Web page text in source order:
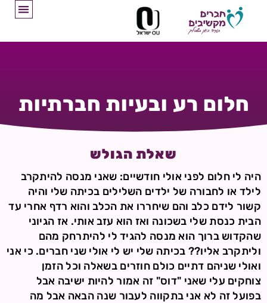
חלום רע ובעיות חברתיות
שאלת הגולש
היה לי חלום לפני אולי חודשיים: שאני מנסה להיתקרב
לילד או לחבורה של ילדים השלילים בכיתה שלי והיה
קשור לידם כלב והם שיחררו את הכלב והוא רדף אחרי עד
הבית כנסת שלי בשכונה ואז הוא עזב אותי. אז הגיוני
שהקדוש ברוך הוא מנסה להגיד לי להיתרחק מהם
וליתקרב אליו?? בכיתה שלי יש לי אולי שני חברים. כי אני
ואולי שניהם דתיים כולם חוזרים בשאלה וכל הזמן
צוחקים עלי שאני "דוס" זה אמור להיות ישיבה אבל
בפועל זה לא אני בתקווה לעבור שנה הבאה אבל מה